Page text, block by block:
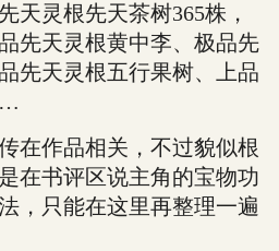
天灵根先天茶树365株，
先天灵根黄中李、极品先
先天灵根五行果树、上品
在作品相关，不过貌似根
在书评区说主角的宝物功
，只能在这里再整理一遍